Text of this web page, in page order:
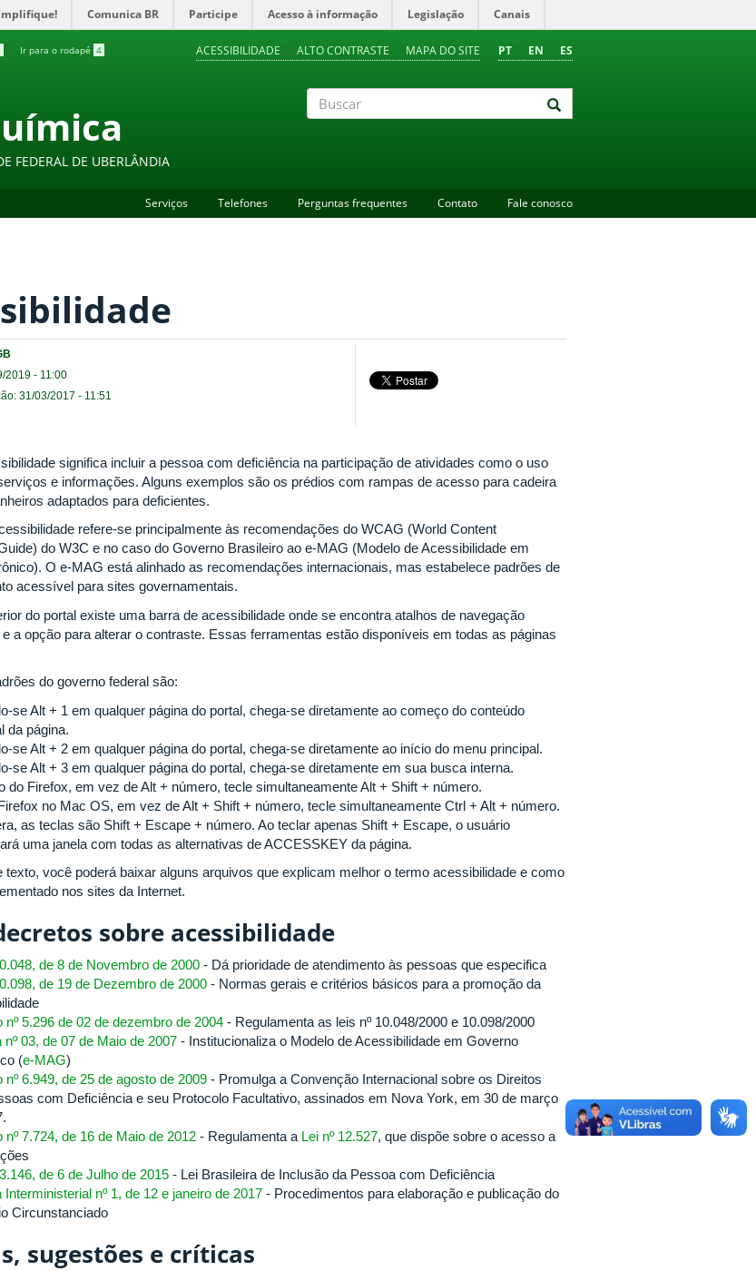
Comunica BR Participe Acesso à informação Legislação Canais
Ir para o rodapé 4 PT EN ES
ACESSIBILIDADE ALTO CONTRASTE MAPA DO SITE
FEDERAL DE UBERLÂNDIA
Serviços Telefones Perguntas frequentes Contato Fale conosco
2019 - 11:00
31/03/2017 - 11:51
significa incluir a pessoa com deficiência na participação de atividades como o uso
e informações. Alguns exemplos são os prédios com rampas de acesso para cadeira
adaptados para deficientes.
refere-se principalmente às recomendações do WCAG (World Content
do W3C e no caso do Governo Brasileiro ao e-MAG (Modelo de Acessibilidade em
O e-MAG está alinhado as recomendações internacionais, mas estabelece padrões de
acessível para sites governamentais.
do portal existe uma barra de acessibilidade onde se encontra atalhos de navegação
a opção para alterar o contraste. Essas ferramentas estão disponíveis em todas as páginas
do governo federal são:
se Alt + 1 em qualquer página do portal, chega-se diretamente ao começo do conteúdo
da página.
se Alt + 2 em qualquer página do portal, chega-se diretamente ao início do menu principal.
se Alt + 3 em qualquer página do portal, chega-se diretamente em sua busca interna.
do Firefox, em vez de Alt + número, tecle simultaneamente Alt + Shift + número.
no Mac OS, em vez de Alt + Shift + número, tecle simultaneamente Ctrl + Alt + número.
as teclas são Shift + Escape + número. Ao teclar apenas Shift + Escape, o usuário
uma janela com todas as alternativas de ACCESSKEY da página.
texto, você poderá baixar alguns arquivos que explicam melhor o termo acessibilidade e como
nos sites da Internet.
sobre acessibilidade
de 8 de Novembro de 2000 - Dá prioridade de atendimento às pessoas que especifica
de 19 de Dezembro de 2000 - Normas gerais e critérios básicos para a promoção da
nº 5.296 de 02 de dezembro de 2004 - Regulamenta as leis nº 10.048/2000 e 10.098/2000
nº 03, de 07 de Maio de 2007 - Institucionaliza o Modelo de Acessibilidade em Governo
(e-MAG)
nº 6.949, de 25 de agosto de 2009 - Promulga a Convenção Internacional sobre os Direitos
com Deficiência e seu Protocolo Facultativo, assinados em Nova York, em 30 de março
nº 7.724, de 16 de Maio de 2012 - Regulamenta a Lei nº 12.527, que dispõe sobre o acesso a
de 6 de Julho de 2015 - Lei Brasileira de Inclusão da Pessoa com Deficiência
Interministerial nº 1, de 12 e janeiro de 2017 - Procedimentos para elaboração e publicação do
Circunstanciado
sugestões e críticas